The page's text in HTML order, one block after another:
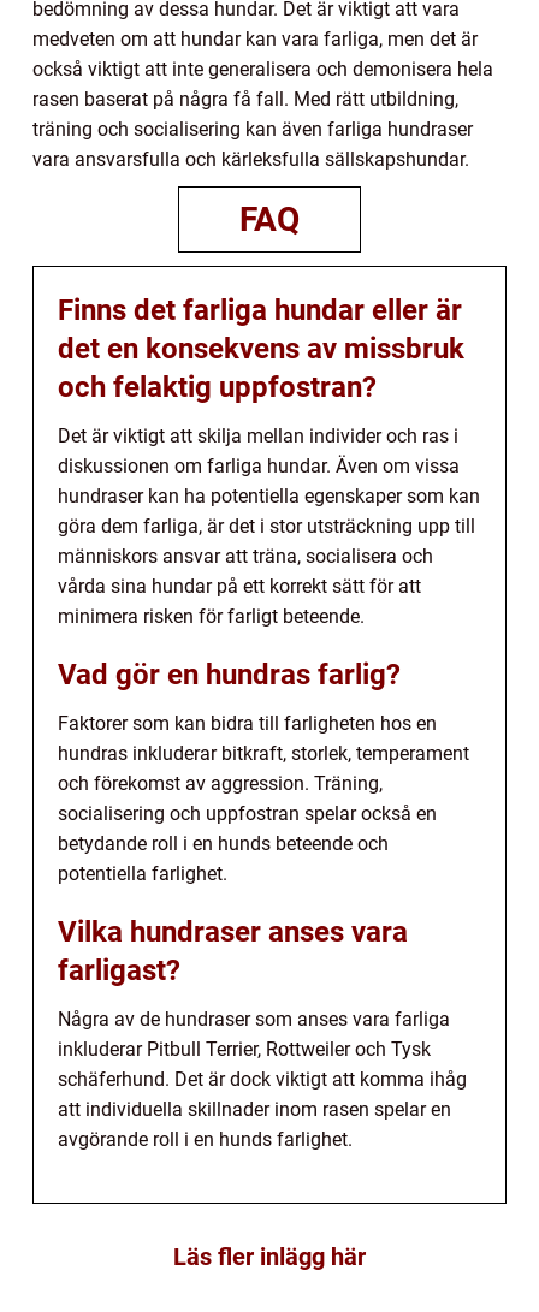
bedömning av dessa hundar. Det är viktigt att vara
medveten om att hundar kan vara farliga, men det är
också viktigt att inte generalisera och demonisera hela
rasen baserat på några få fall. Med rätt utbildning,
träning och socialisering kan även farliga hundraser
vara ansvarsfulla och kärleksfulla sällskapshundar.
FAQ
Finns det farliga hundar eller är
det en konsekvens av missbruk
och felaktig uppfostran?
Det är viktigt att skilja mellan individer och ras i
diskussionen om farliga hundar. Även om vissa
hundraser kan ha potentiella egenskaper som kan
göra dem farliga, är det i stor utsträckning upp till
människors ansvar att träna, socialisera och
vårda sina hundar på ett korrekt sätt för att
minimera risken för farligt beteende.
Vad gör en hundras farlig?
Faktorer som kan bidra till farligheten hos en
hundras inkluderar bitkraft, storlek, temperament
och förekomst av aggression. Träning,
socialisering och uppfostran spelar också en
betydande roll i en hunds beteende och
potentiella farlighet.
Vilka hundraser anses vara
farligast?
Några av de hundraser som anses vara farliga
inkluderar Pitbull Terrier, Rottweiler och Tysk
schäferhund. Det är dock viktigt att komma ihåg
att individuella skillnader inom rasen spelar en
avgörande roll i en hunds farlighet.
Läs fler inlägg här